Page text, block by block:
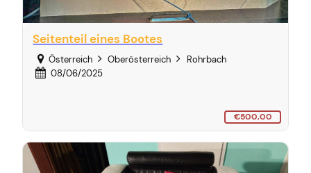
Seitenteil eines Bootes
Österreich Oberösterreich
Rohrbach
08/06/2025
€500,00